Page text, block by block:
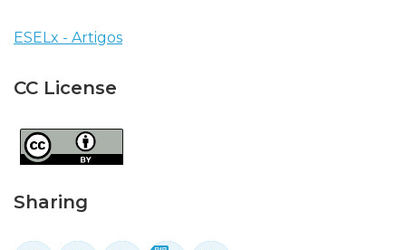
ESELx - Artigos
CC License
Sharing